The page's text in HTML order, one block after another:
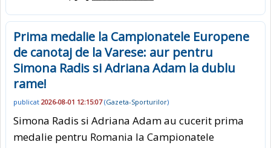
Prima medalie la Campionatele Europene
de canotaj de la Varese: aur pentru
Simona Radis si Adriana Adam la dublu
rame!
publicat 2026-08-01 12:15:07(Gazeta-Sporturilor)
Simona Radis si Adriana Adam au cucerit prima
medalie pentru Romania la Campionatele